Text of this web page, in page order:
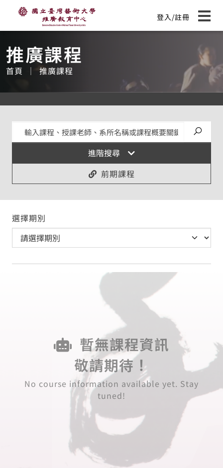
內
容
國立臺灣藝術大學推廣教育中心
登入/註冊
展開
:::
推廣課程
首頁 推廣課程
送出搜
進階搜尋
前期課程
選擇期別
暫無課程資訊
敬請期待！
No course information available yet. Stay
tuned!